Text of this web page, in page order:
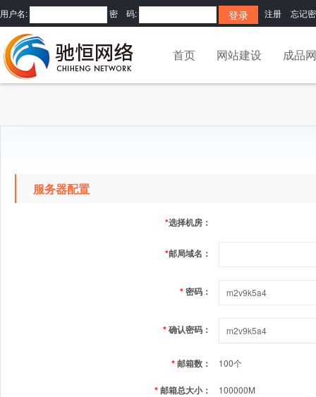
用户名: 密 码: 注册 忘记
首页 网站建设 成品
服务器配置
*选择机房：
*邮局域名：
*密码：
*确认密码：
*邮箱数： 100个
*邮箱总大小： 100000M